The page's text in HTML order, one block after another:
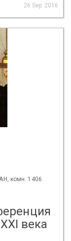
26 Sep 2016
комн. 1406.
века